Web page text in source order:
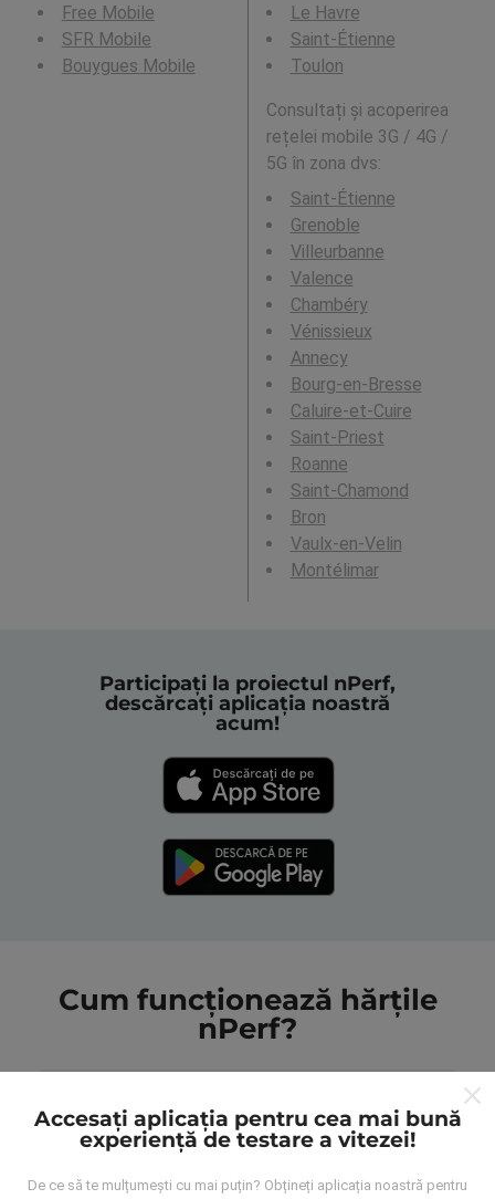
Free Mobile
SFR Mobile
Bouygues Mobile
Le Havre
Saint-Étienne
Toulon
Consultați și acoperirea
rețelei mobile 3G / 4G /
5G în zona dvs:
Saint-Étienne
Grenoble
Villeurbanne
Valence
Chambéry
Vénissieux
Annecy
Bourg-en-Bresse
Caluire-et-Cuire
Saint-Priest
Roanne
Saint-Chamond
Bron
Vaulx-en-Velin
Montélimar
Participați la proiectul nPerf,
descărcați aplicația noastră
acum!
Cum funcționează hărțile
nPerf?
De unde provin datele?
Accesați aplicația pentru cea mai bună
experiență de testare a vitezei!
De ce să te mulțumești cu mai puțin? Obțineți aplicația noastră pentru